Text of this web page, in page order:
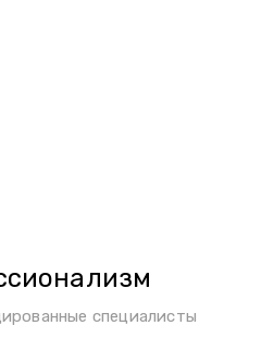
специалисты